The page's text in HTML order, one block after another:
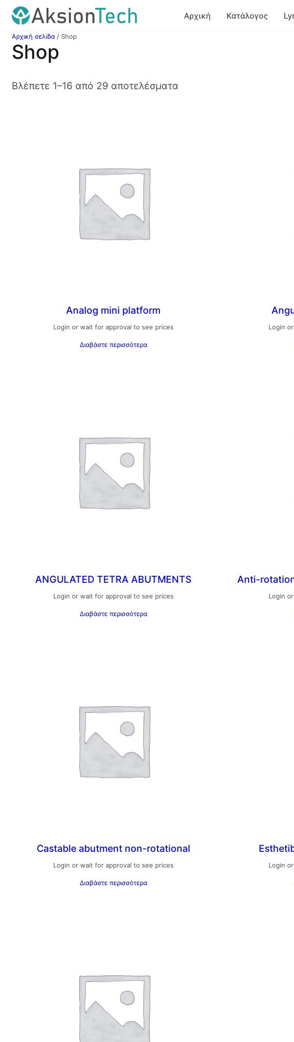
Μετάβαση
στο
περιεχόμενο
Αρχική Κατάλογος
Αρχική σελίδα / Shop
Shop
Βλέπετε 1–16 από 29 αποτελέσματα
Analog mini platform
Login or wait for approval to see prices
Διαβάστε περισσότερα
Login
ANGULATED TETRA ABUTMENTS
Login or wait for approval to see prices
Διαβάστε περισσότερα
Anti-
Login
Castable abutment non-rotational
Login or wait for approval to see prices
Διαβάστε περισσότερα
Login